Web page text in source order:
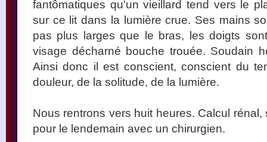
fantômatiques qu'un vieillard tend vers le
sur ce lit dans la lumière crue. Ses mains
pas plus larges que le bras, les doigts
visage décharné bouche trouée. Soudain
Ainsi donc il est conscient, conscient du
douleur, de la solitude, de la lumière.
Nous rentrons vers huit heures. Calcul
pour le lendemain avec un chirurgien.